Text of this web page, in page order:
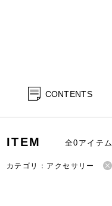
CONTENTS
ITEM 全0アイテム
カテゴリ：アクセサリー